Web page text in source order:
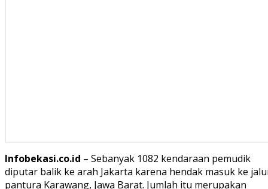
Infobekasi.co.id – Sebanyak 1082 kendaraan pemudik
diputar balik ke arah Jakarta karena hendak masuk ke
pantura Karawang, Jawa Barat. Jumlah itu merupakan